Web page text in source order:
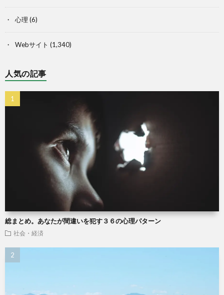
心理 (6)
Webサイト (1,340)
人気の記事
総まとめ。あなたが間違いを犯す３６の心理パターン
社会・経済